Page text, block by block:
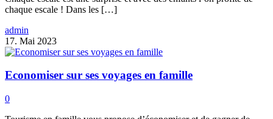
chaque escale ! Dans les […]
admin
17. Mai 2023
Economiser sur ses voyages en famille
0